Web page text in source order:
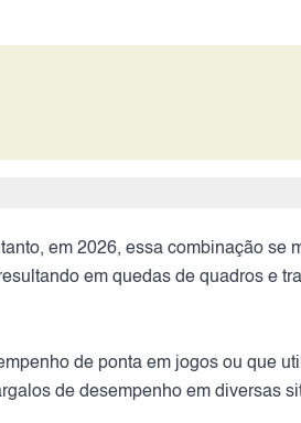
em 2026, essa combinação se
em quedas de quadros e
de ponta em jogos ou que
de desempenho em diversas